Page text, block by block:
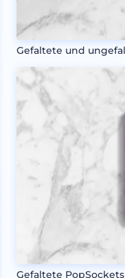
Gefaltete und
Gefaltete